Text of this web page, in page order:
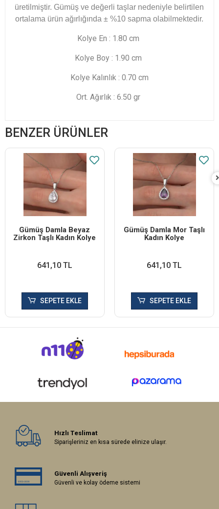
üretilmiştir. Gümüş ve değerli taşlar nedeniyle belirtilen
ortalama ürün ağırlığında ± %10 sapma olabilmektedir.
Kolye En : 1.80 cm
Kolye Boy : 1.90 cm
Kolye Kalınlık : 0.70 cm
Ort. Ağırlık : 6.50 gr
BENZER ÜRÜNLER
Gümüş Damla Beyaz
Zirkon Taşlı Kadın Kolye
641,10 TL
SEPETE EKLE
Gümüş Damla Mor Taşlı
Kadın Kolye
641,10 TL
SEPETE EKLE
Hızlı Teslimat
Siparişleriniz en kısa sürede elinize ulaşır.
Güvenli Alışveriş
Güvenli ve kolay ödeme sistemi